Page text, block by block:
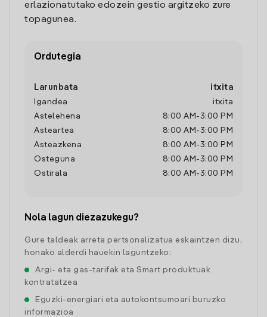
erlazionatutako edozein gestio argitzeko zure
topagunea.
Ordutegia
Larunbata
itxita
Igandea
itxita
Astelehena
8:00 AM -3:00 PM
Asteartea
8:00 AM -3:00 PM
Asteazkena
8:00 AM -3:00 PM
Osteguna
8:00 AM -3:00 PM
Ostirala
8:00 AM -3:00 PM
Nola lagun diezazukegu?
Gure taldeak arreta pertsonalizatua eskaintzen dizu,
honako alderdi hauekin laguntzeko:
Argi- eta gas-tarifak eta Smart produktuak
kontratatzea
Eguzki-energiari eta autokontsumoari buruzko
informazioa